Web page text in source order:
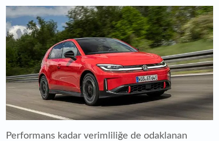
Performans kadar verimliliğe de odaklanan